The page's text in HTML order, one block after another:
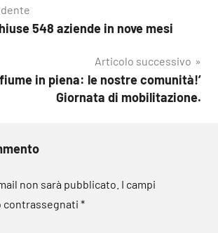
548 aziende in nove mesi
Articolo successivo
in piena: le nostre comunità!’
Giornata di mobilitazione.
non sarà pubblicato. I campi
contrassegnati *